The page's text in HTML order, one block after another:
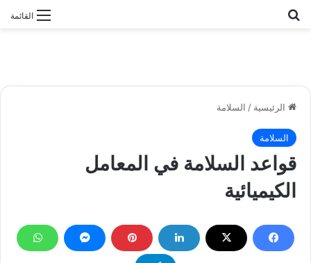
القائمة
الرئيسية / السلامة
السلامة
قواعد السلامة في المعامل
الكيميائية